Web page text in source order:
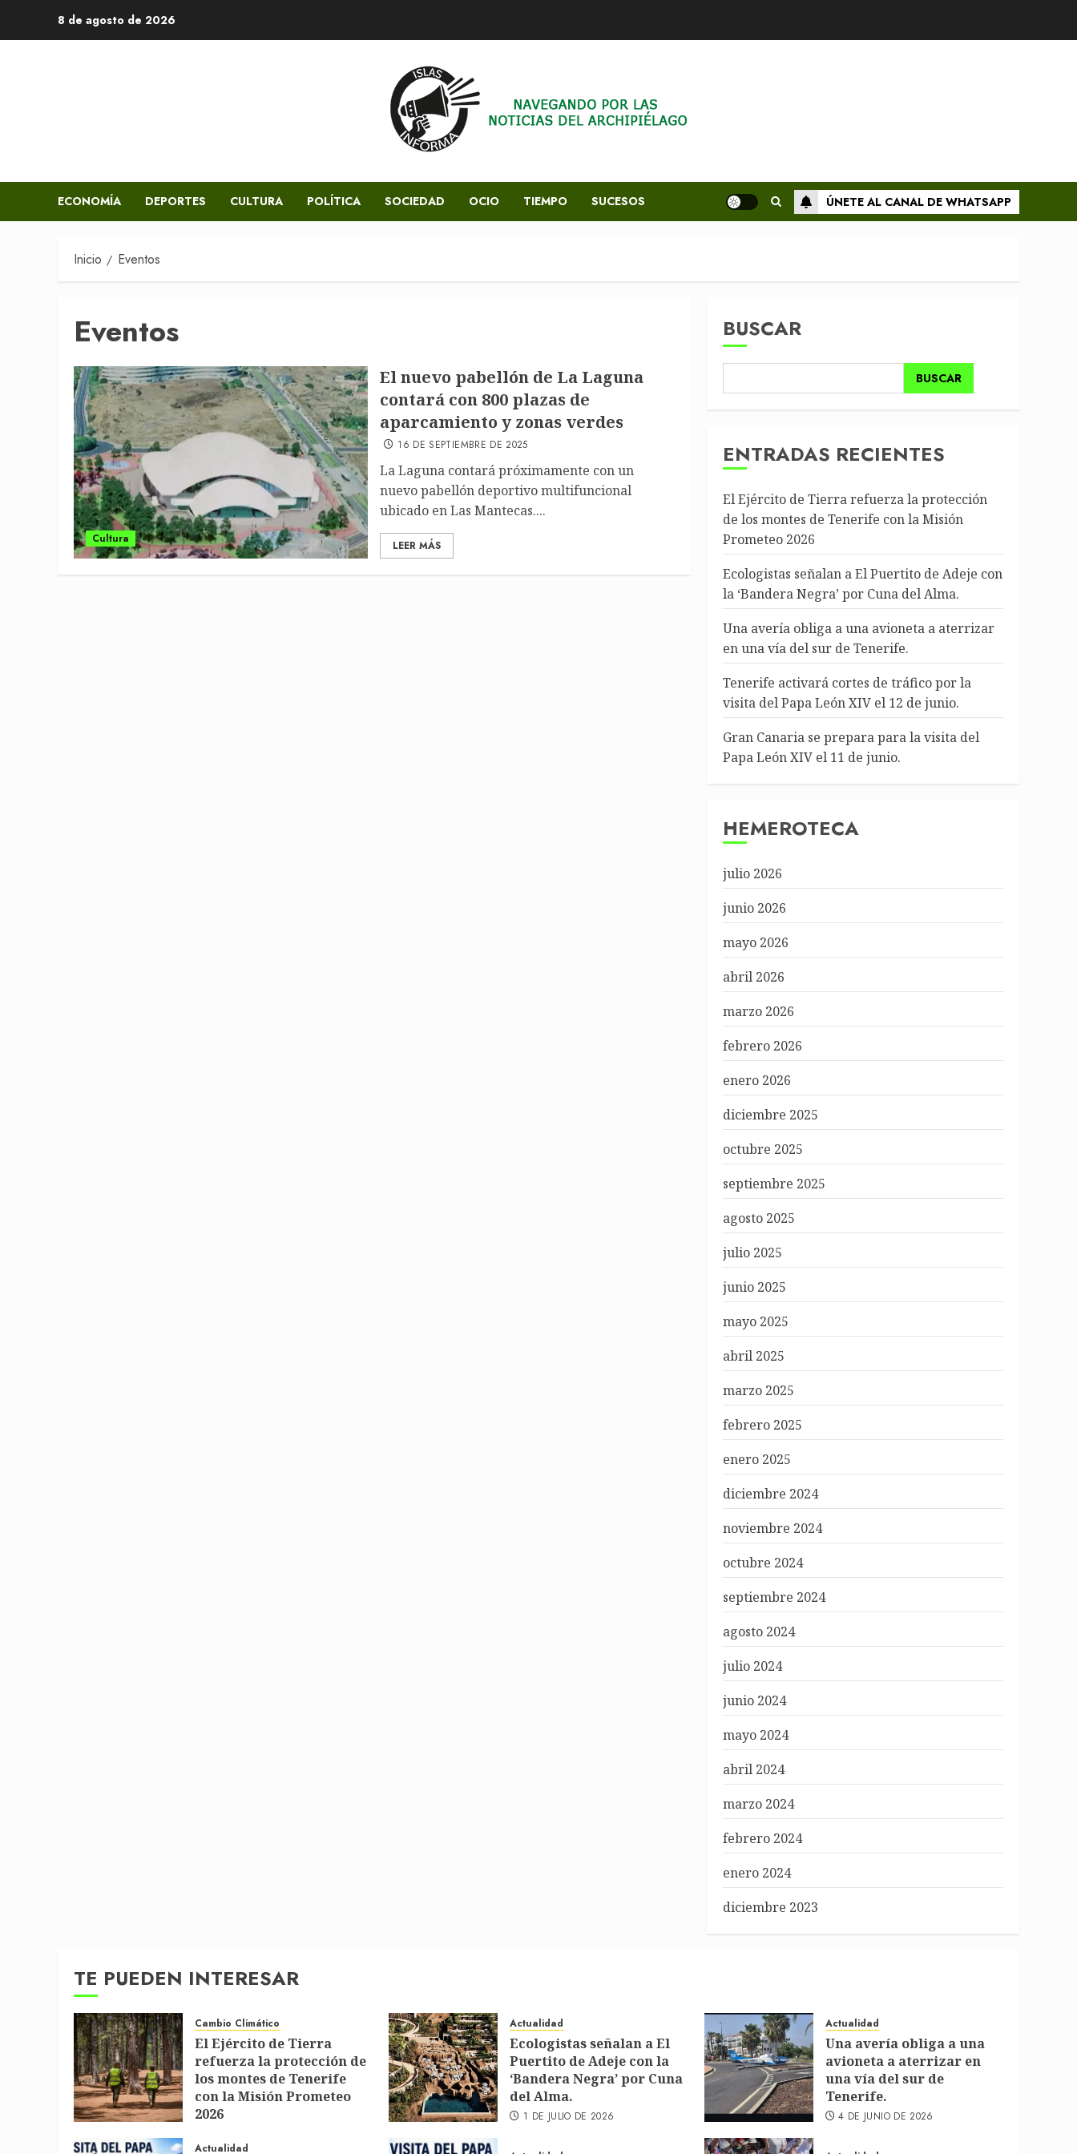
8 de agosto de 2026
ECONOMÍA DEPORTES CULTURA POLÍTICA SOCIEDAD OCIO TIEMPO SUCESOS ÚNETE AL CANAL DE WHATSAPP
Inicio Eventos
Eventos
Cultura
El nuevo pabellón de La Laguna
contará con 800 plazas de
aparcamiento y zonas verdes
16 DE SEPTIEMBRE DE 2025
La Laguna contará próximamente con un
nuevo pabellón deportivo multifuncional
ubicado en Las Mantecas....
LEER MÁS
BUSCAR
BUSCAR
ENTRADAS RECIENTES
El Ejército de Tierra refuerza la protección
de los montes de Tenerife con la Misión
Prometeo 2026
Ecologistas señalan a El Puertito de Adeje con
la ‘Bandera Negra’ por Cuna del Alma.
Una avería obliga a una avioneta a aterrizar
en una vía del sur de Tenerife.
Tenerife activará cortes de tráfico por la
visita del Papa León XIV el 12 de junio.
Gran Canaria se prepara para la visita del
Papa León XIV el 11 de junio.
HEMEROTECA
julio 2026
junio 2026
mayo 2026
abril 2026
marzo 2026
febrero 2026
enero 2026
diciembre 2025
octubre 2025
septiembre 2025
agosto 2025
julio 2025
junio 2025
mayo 2025
abril 2025
marzo 2025
febrero 2025
enero 2025
diciembre 2024
noviembre 2024
octubre 2024
septiembre 2024
agosto 2024
julio 2024
junio 2024
mayo 2024
abril 2024
marzo 2024
febrero 2024
enero 2024
diciembre 2023
TE PUEDEN INTERESAR
Cambio Climático
El Ejército de Tierra
refuerza la protección de
los montes de Tenerife
con la Misión Prometeo
2026
Actualidad
Ecologistas señalan a El
Puertito de Adeje con la
‘Bandera Negra’ por Cuna
del Alma.
1 DE JULIO DE 2026
Actualidad
Una avería obliga a una
avioneta a aterrizar en
una vía del sur de
Tenerife.
4 DE JUNIO DE 2026
Actualidad